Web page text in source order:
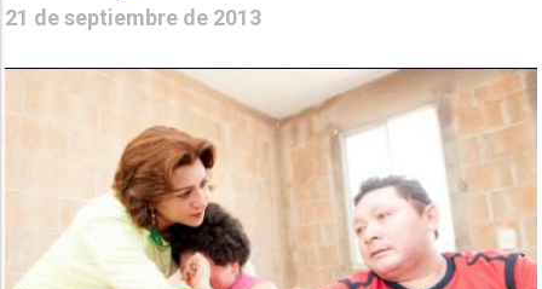
21 de septiembre de 2013